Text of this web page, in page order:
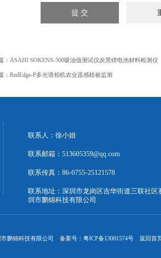
： ASAHI SOKENS-500吸油值测试仪炭黑锂电池材料检测仪
： RedEdge‑P多光谱相机农业遥感植被监测
联系人：徐小姐
联系邮箱：513605359@qq.com
联系传真：86-0755-25121578
联系地址：深圳市龙岗区吉华街道三联社区
圳市鹏锦科技有限公司
市鹏锦科技有限公司 备案号：粤ICP备13001574号 返回首